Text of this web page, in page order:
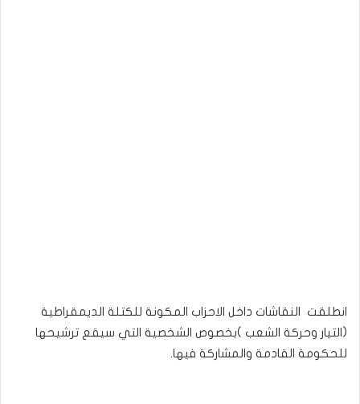
انطلقت النقاشات داخل الاحزاب المكونة للكتلة الديمقراطية
(التيار وحركة الشعب )بخصوص الشخصية التي سيقع ترشيحها
للحكومة القادمة والمشاركة فيها.